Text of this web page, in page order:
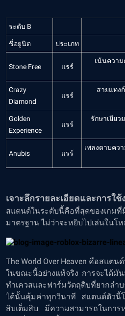
ระดับ B
ชื่อยูนิต ประเภท
Stone Free แรร์
เน้นควา
Crazy
Diamond
แรร์
สายแทง
Golden
Experience
แรร์
รักษาเยียว
Anubis แรร์
เพลงดาบคว
เจาะลึกรายละเอียดและการใ
สแตนด์ในระดับนี้คือที่สุดของเกมที่
มาตรฐาน ไม่ว่าจะหยิบไปเล่นในโ
The World Over Heaven คือสแต
ในขณะนี้อย่างแท้จริง การจะได้มั
ทำเควสและฟาร์มวัตถุดิบที่ยากล
ได้นั้นคุ้มค่าทุกวินาที สแตนด์ตัวนี้โ
สิบเต็มสิบ มีความสามารถในการ